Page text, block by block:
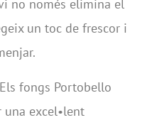
no només elimina el
un toc de frescor i
Els fongs Portobello
una excel•lent